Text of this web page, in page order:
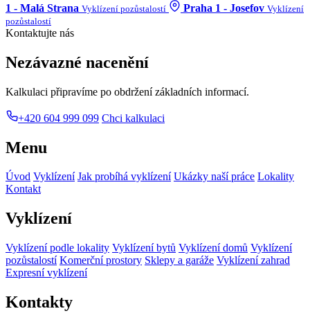
1 - Malá Strana Vyklízení pozůstalostí Praha 1 - Josefov Vyklízení
pozůstalostí
Kontaktujte nás
Nezávazné nacenění
Kalkulaci připravíme po obdržení základních informací.
+420 604 999 099 Chci kalkulaci
Menu
Úvod Vyklízení Jak probíhá vyklízení Ukázky naší práce Lokality
Kontakt
Vyklízení
Vyklízení podle lokality Vyklízení bytů Vyklízení domů Vyklízení
pozůstalostí Komerční prostory Sklepy a garáže Vyklízení zahrad
Expresní vyklízení
Kontakty